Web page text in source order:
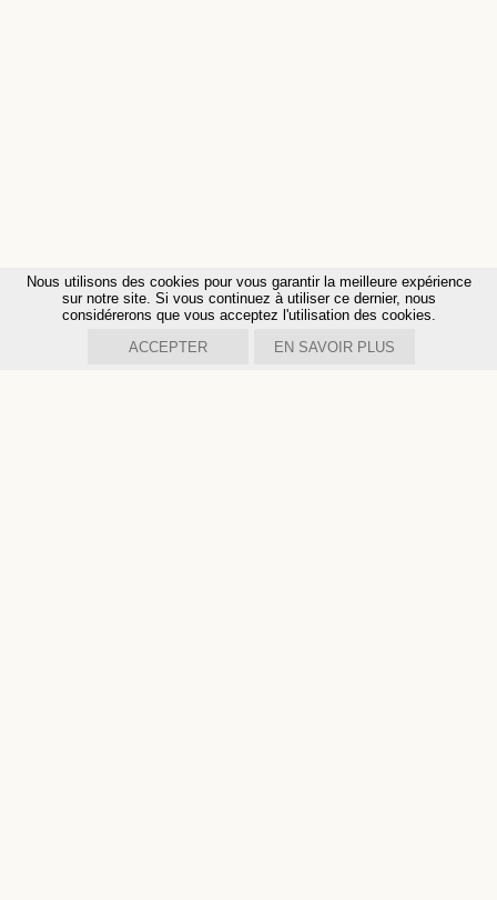
Nous utilisons des cookies pour vous garantir la meilleure expérience
sur notre site. Si vous continuez à utiliser ce dernier, nous
considérerons que vous acceptez l'utilisation des cookies.
ACCEPTER
EN SAVOIR PLUS